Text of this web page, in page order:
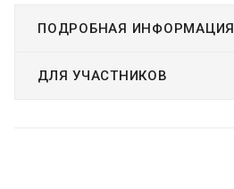
ПОДРОБНАЯ ИНФОРМАЦИЯ
ДЛЯ УЧАСТНИКОВ